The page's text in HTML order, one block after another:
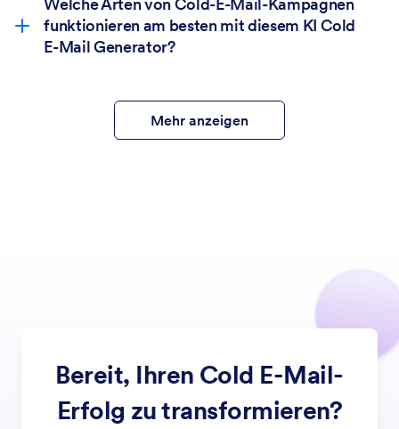
funktionieren am besten mit diesem KI Cold
E-Mail Generator?
Mehr anzeigen
Bereit, Ihren Cold E-Mail-
Erfolg zu transformieren?